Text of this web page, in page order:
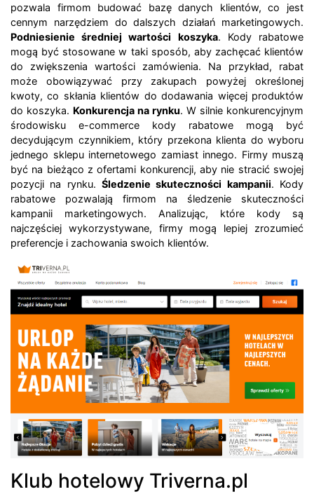
pozwala firmom budować bazę danych klientów, co jest
cennym narzędziem do dalszych działań marketingowych.
Podniesienie średniej wartości koszyka. Kody rabatowe
mogą być stosowane w taki sposób, aby zachęcać klientów
do zwiększenia wartości zamówienia. Na przykład, rabat
może obowiązywać przy zakupach powyżej określonej
kwoty, co skłania klientów do dodawania więcej produktów
do koszyka. Konkurencja na rynku. W silnie konkurencyjnym
środowisku e-commerce kody rabatowe mogą być
decydującym czynnikiem, który przekona klienta do wyboru
jednego sklepu internetowego zamiast innego. Firmy muszą
być na bieżąco z ofertami konkurencji, aby nie stracić swojej
pozycji na rynku. Śledzenie skuteczności kampanii. Kody
rabatowe pozwalają firmom na śledzenie skuteczności
kampanii marketingowych. Analizując, które kody są
najczęściej wykorzystywane, firmy mogą lepiej zrozumieć
preferencje i zachowania swoich klientów.
Klub hotelowy Triverna.pl